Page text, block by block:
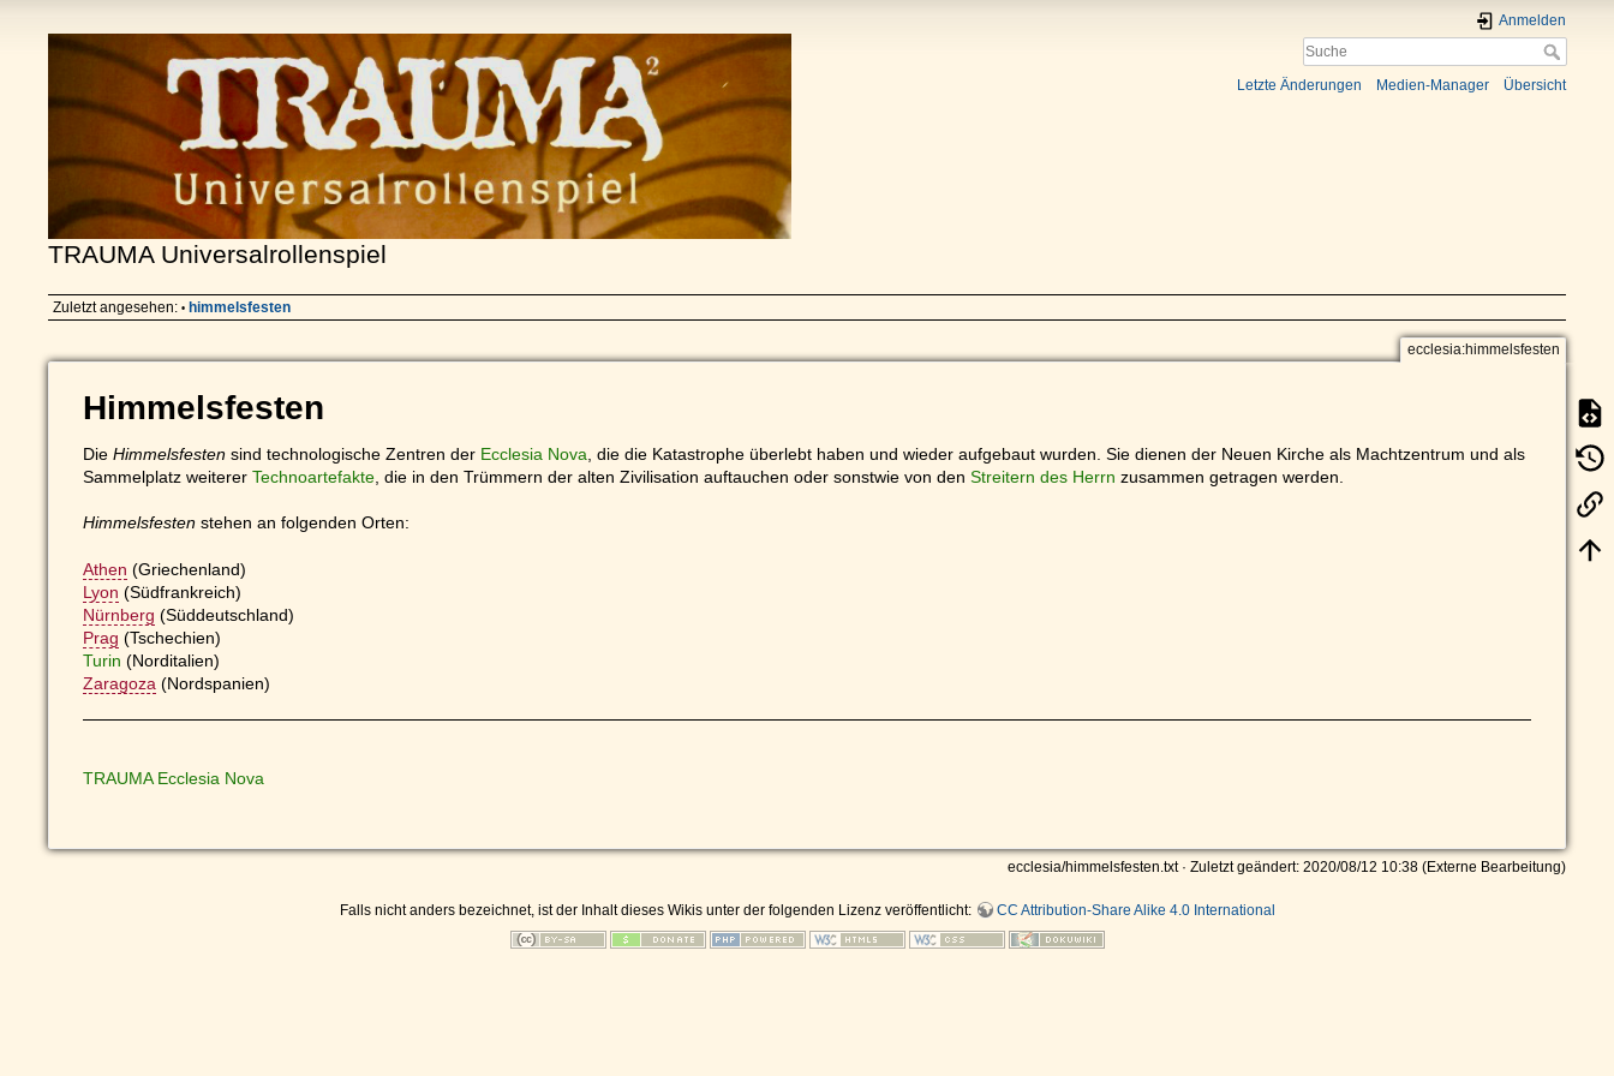
TRAUMA Universalrollenspiel
Anmelden
Letzte Änderungen Medien-Manager Übersicht
Zuletzt angesehen: • himmelsfesten
ecclesia:himmelsfesten
Himmelsfesten
Die Himmelsfesten sind technologische Zentren der Ecclesia Nova , die die Katastrophe überlebt haben und wieder aufgebaut wurden. Sie dienen der Neuen Kirche als Machtzentrum und als
Sammelplatz weiterer Technoartefakte , die in den Trümmern der alten Zivilisation auftauchen oder sonstwie von den Streitern des Herrn zusammen getragen werden.
Himmelsfesten stehen an folgenden Orten:
Athen (Griechenland)
Lyon (Südfrankreich)
Nürnberg (Süddeutschland)
Prag (Tschechien)
Turin (Norditalien)
Zaragoza (Nordspanien)
TRAUMA Ecclesia Nova
ecclesia/himmelsfesten.txt· Zuletzt geändert: 2020/08/12 10:38 (Externe Bearbeitung)
Falls nicht anders bezeichnet, ist der Inhalt dieses Wikis unter der folgenden Lizenz veröffentlicht: CC Attribution-Share Alike 4.0 International